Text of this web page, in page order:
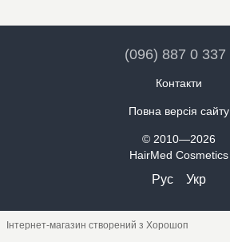
(096) 887 0 337
Контакти
Повна версія сайту
© 2010—2026
HairMed Cosmetics
Рус Укр
Інтернет-магазин створений з Хорошоп